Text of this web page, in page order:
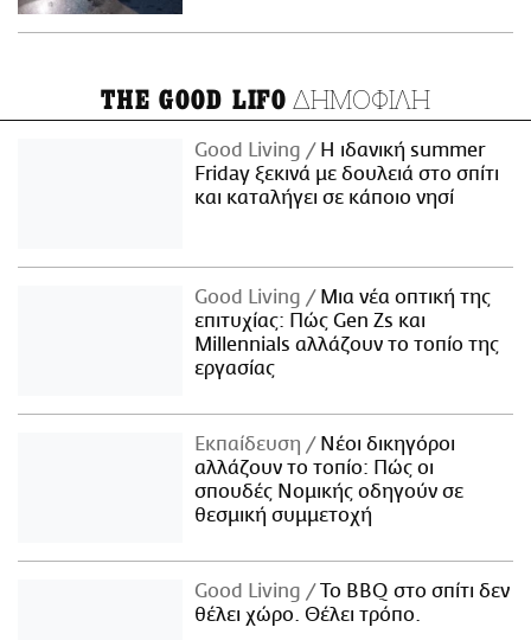
THE GOOD LIFO ΔΗΜΟΦΙΛΗ
Good Living
Η ιδανική summer
Friday ξεκινά με δουλειά στο σπίτι
και καταλήγει σε κάποιο νησί
Good Living
Μια νέα οπτική της
επιτυχίας: Πώς Gen Zs και
Millennials αλλάζουν το τοπίο της
εργασίας
Εκπαίδευση
Νέοι δικηγόροι
αλλάζουν το τοπίο: Πώς οι
σπουδές Νομικής οδηγούν σε
θεσμική συμμετοχή
Good Living
Το BBQ στο σπίτι δεν
θέλει χώρο. Θέλει τρόπο.